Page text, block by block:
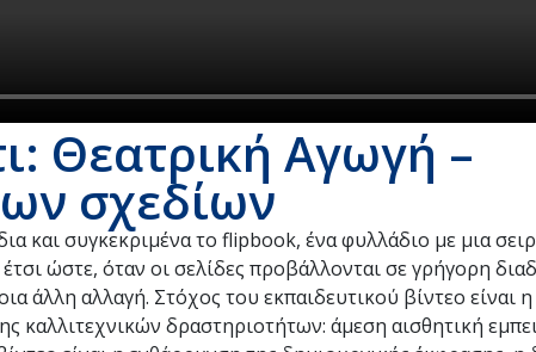
Θεατρική Αγωγή –
σχεδίων
και συγκεκριμένα το flipbook, ένα φυλλάδιο με μια
ώστε, όταν οι σελίδες προβάλλονται σε γρήγορη
άλλη αλλαγή. Στόχος του εκπαιδευτικού βίντεο είναι η
καλλιτεχνικών δραστηριοτήτων: άμεση αισθητική